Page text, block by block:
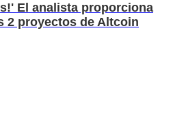
El analista proporciona
2 proyectos de Altcoin